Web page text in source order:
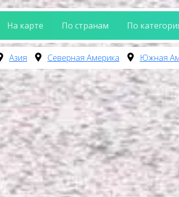
На карте По странам По
Азия Северная Америка Южная